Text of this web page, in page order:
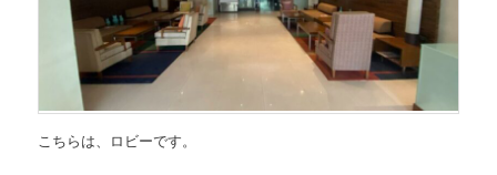
こちらは、ロビーです。